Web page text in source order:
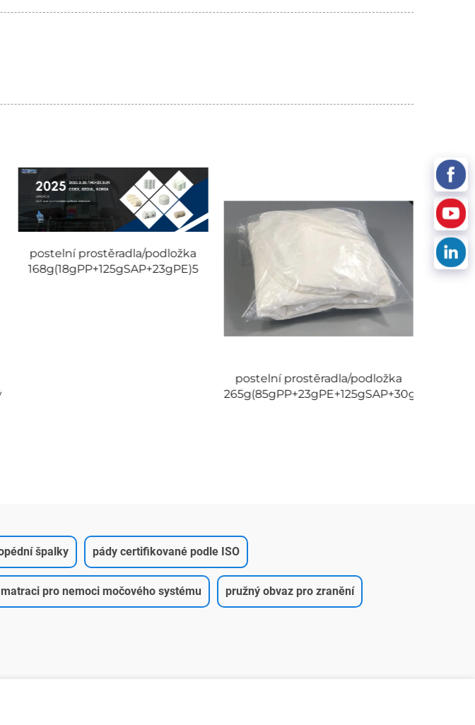
postelní prostěradla/podložka
168g(18gPP+125gSAP+23gPE)5
postelní prostěradla/podložka
265g(85gPP+23gPE+125gSAP+30gPP)4
špalky pády certifikované podle ISO
pro nemoci močového systému pružný obvaz pro zranění